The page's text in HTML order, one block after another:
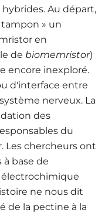
Au départ,
» un
en
de biomemristor)
encore inexploré.
d'interface entre
nerveux. La
des
du
chercheurs ont
base de
électrochimique
ne nous dit
de la pectine à la